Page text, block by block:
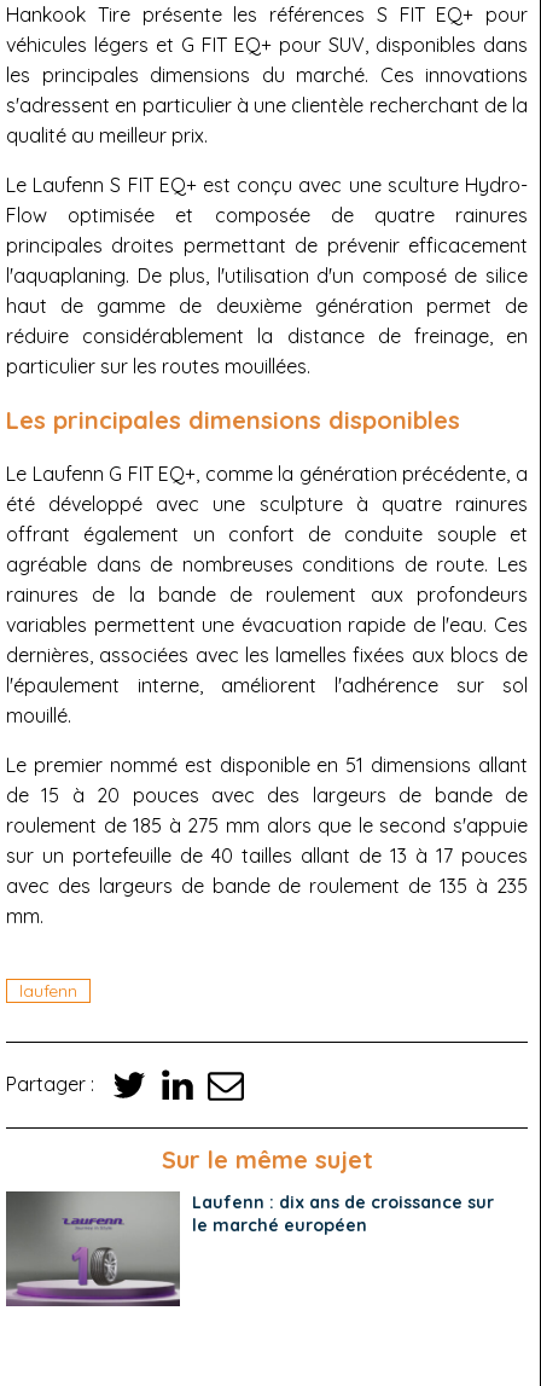
Hankook Tire présente les références S FIT EQ+ pour
véhicules légers et G FIT EQ+ pour SUV, disponibles dans
les principales dimensions du marché. Ces innovations
s'adressent en particulier à une clientèle recherchant de la
qualité au meilleur prix.
Le Laufenn S FIT EQ+ est conçu avec une sculture Hydro-
Flow optimisée et composée de quatre rainures
principales droites permettant de prévenir efficacement
l'aquaplaning. De plus, l'utilisation d'un composé de silice
haut de gamme de deuxième génération permet de
réduire considérablement la distance de freinage, en
particulier sur les routes mouillées.
Les principales dimensions disponibles
Le Laufenn G FIT EQ+, comme la génération précédente, a
été développé avec une sculpture à quatre rainures
offrant également un confort de conduite souple et
agréable dans de nombreuses conditions de route. Les
rainures de la bande de roulement aux profondeurs
variables permettent une évacuation rapide de l'eau. Ces
dernières, associées avec les lamelles fixées aux blocs de
l'épaulement interne, améliorent l'adhérence sur sol
mouillé.
Le premier nommé est disponible en 51 dimensions allant
de 15 à 20 pouces avec des largeurs de bande de
roulement de 185 à 275 mm alors que le second s'appuie
sur un portefeuille de 40 tailles allant de 13 à 17 pouces
avec des largeurs de bande de roulement de 135 à 235
mm.
laufenn
Partager :
Sur le même sujet
Laufenn : dix ans de croissance sur
le marché européen